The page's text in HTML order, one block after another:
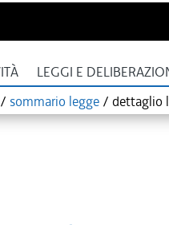
LEGGI E
/ sommario legge / dettaglio